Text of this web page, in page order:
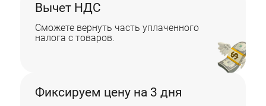
Вычет НДС
Сможете вернуть часть уплаченного
налога с товаров.
Фиксируем цену на 3 дня